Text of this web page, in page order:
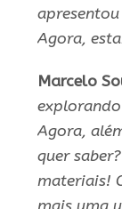
Agora,
Marcelo
Agora,
quer
materiais!